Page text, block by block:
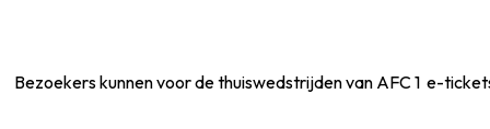
Bezoekers kunnen voor de thuiswedstrijden van AFC 1 e-